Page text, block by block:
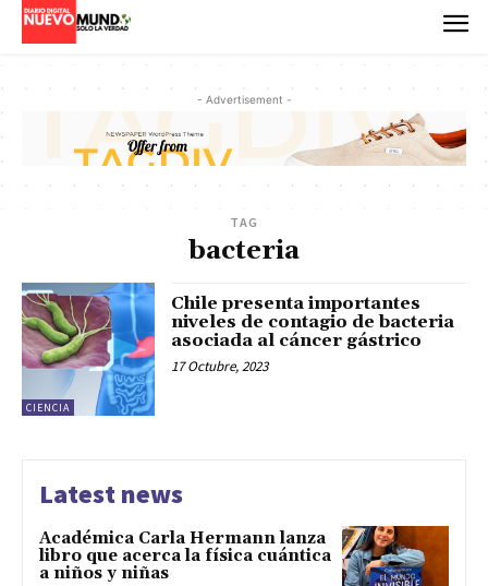
- Advertisement -
TAG
bacteria
CIENCIA
Chile presenta importantes
niveles de contagio de bacteria
asociada al cáncer gástrico
17 Octubre, 2023
Latest news
Académica Carla Hermann lanza
libro que acerca la física cuántica
a niños y niñas